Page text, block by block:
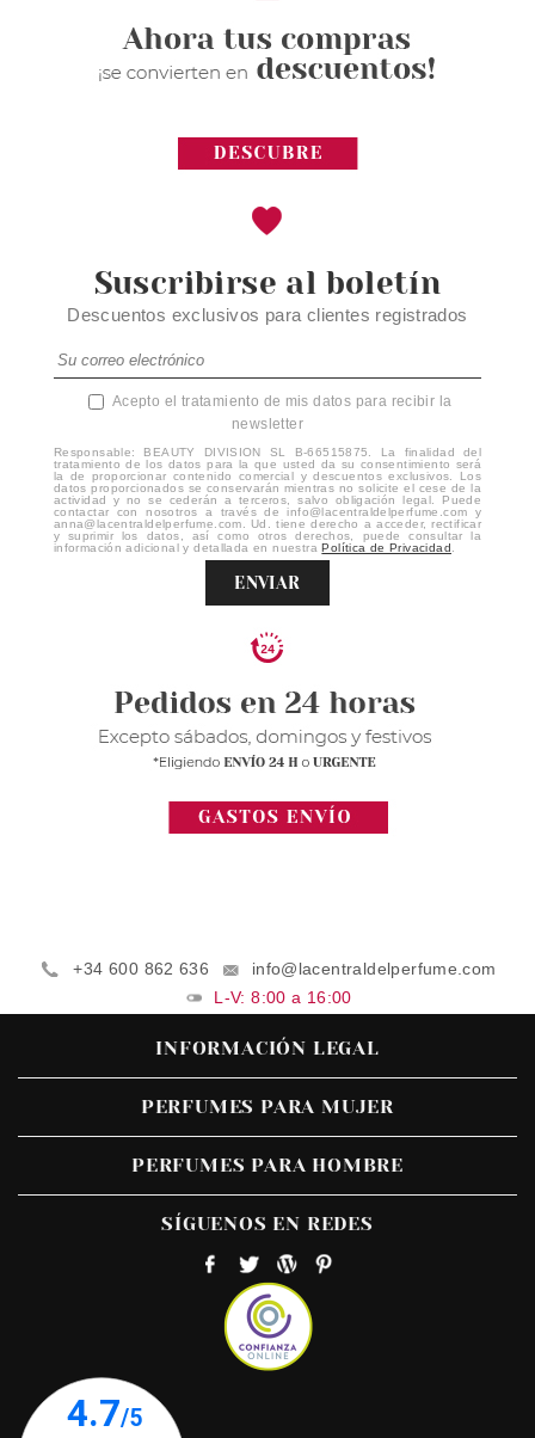
Suscribirse al boletín
Descuentos exclusivos para clientes registrados
Acepto el tratamiento de mis datos para recibir la
newsletter
Responsable: BEAUTY DIVISION SL B-66515875. La finalidad del
tratamiento de los datos para la que usted da su consentimiento será
la de proporcionar contenido comercial y descuentos exclusivos. Los
datos proporcionados se conservarán mientras no solicite el cese de la
actividad y no se cederán a terceros, salvo obligación legal. Puede
contactar con nosotros a través de info@lacentraldelperfume.com y
anna@lacentraldelperfume.com. Ud. tiene derecho a acceder, rectificar
y suprimir los datos, así como otros derechos, puede consultar la
información adicional y detallada en nuestraPolítica de Privacidad
ENVIAR
+34 600 862 636
info@lacentraldelperfume.com
L-V: 8:00 a 16:00
INFORMACIÓN LEGAL
PERFUMES PARA MUJER
PERFUMES PARA HOMBRE
SÍGUENOS EN REDES